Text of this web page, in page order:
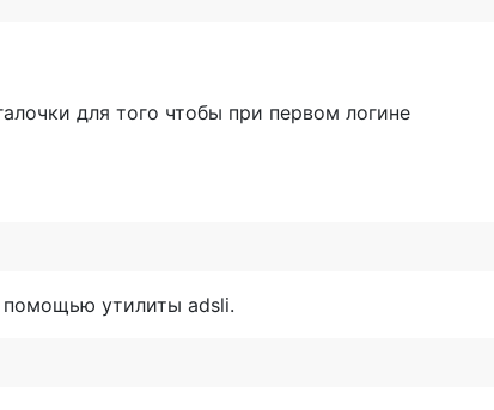
для того чтобы при первом логине
утилиты adsli.